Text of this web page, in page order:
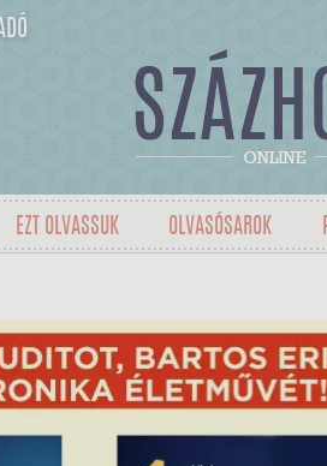
EZT OLVASSUK OLVASÓSAROK